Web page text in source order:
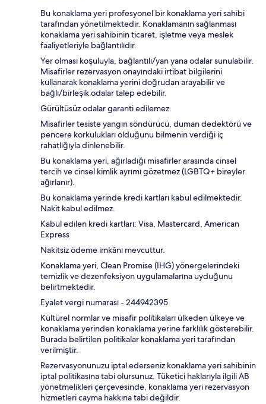
Bu konaklama yeri profesyonel bir konaklama yeri sahibi
tarafından yönetilmektedir. Konaklamanın sağlanması
konaklama yeri sahibinin ticaret, işletme veya meslek
faaliyetleriyle bağlantılıdır.
Yer olması koşuluyla, bağlantılı/yan yana odalar sunulabilir.
Misafirler rezervasyon onayındaki irtibat bilgilerini
kullanarak konaklama yerini doğrudan arayabilir ve
bağlı/birleşik odalar talep edebilir.
Gürültüsüz odalar garanti edilemez.
Misafirler tesiste yangın söndürücü, duman dedektörü ve
pencere korkulukları olduğunu bilmenin verdiği iç
rahatlığıyla dinlenebilir.
Bu konaklama yeri, ağırladığı misafirler arasında cinsel
tercih ve cinsel kimlik ayrımı gözetmez (LGBTQ+ bireyler
ağırlanır).
Bu konaklama yerinde kredi kartları kabul edilmektedir.
Nakit kabul edilmez.
Kabul edilen kredi kartları: Visa, Mastercard, American
Express
Nakitsiz ödeme imkânı mevcuttur.
Konaklama yeri, Clean Promise (IHG) yönergelerindeki
temizlik ve dezenfeksiyon uygulamalarına uyduğunu
belirtmektedir.
Eyalet vergi numarası - 244942395
Kültürel normlar ve misafir politikaları ülkeden ülkeye ve
konaklama yerinden konaklama yerine farklılık gösterebilir.
Burada belirtilen politikalar konaklama yeri tarafından
verilmiştir.
Rezervasyonunuzu iptal ederseniz konaklama yeri sahibinin
iptal politikasına tabi olursunuz. Tüketici haklarıyla ilgili AB
yönetmelikleri çerçevesinde, konaklama yeri rezervasyon
hizmetleri cayma hakkına tabi değildir.